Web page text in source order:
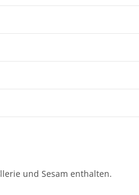
und Sesam enthalten.